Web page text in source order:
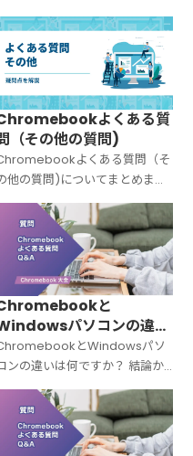
。
よくある質
（その他の質問)
よくある質問（そ
他の質問)についてまとめまし
。
と
パソコンの違い
何ですか？とWindowsパソ
ンの違いは何ですか？ 結論か
言うと、Chromebookと
Windowsパソコンは「OSが違
う＝中身の設計思想がまったく
違う」パソコンです。C